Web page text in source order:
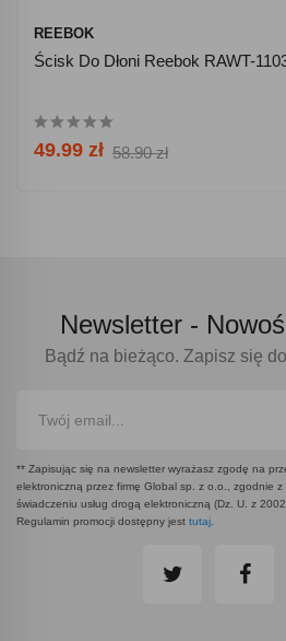
REEBOK
Ścisk Do Dłoni Reebok RAWT-
49.99 zł 58.90 zł
Newsletter -
Bądź na bieżąco. Zapisz się
** Zapisując się na newsletter wyrażasz zgodę na
elektroniczną przez firmę Global sp. z o.o., zgodnie
świadczeniu usług drogą elektroniczną (Dz. U. z
Regulamin promocji dostępny jest tutaj